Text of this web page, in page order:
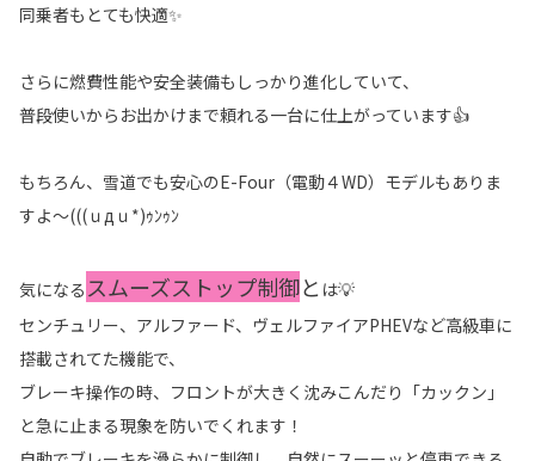
同乗者もとても快適✨
さらに燃費性能や安全装備もしっかり進化していて、
普段使いからお出かけまで頼れる一台に仕上がっています👍
もちろん、雪道でも安心のE-Four（電動４WD）モデルもありま
すよ～(((ｕдｕ*)ｩﾝｩﾝ
気になる スムーズストップ制御と は💡
センチュリー、アルファード、ヴェルファイアPHEVなど高級車に
搭載されてた機能で、
ブレーキ操作の時、フロントが大きく沈みこんだり「カックン」
と急に止まる現象を防いでくれます！